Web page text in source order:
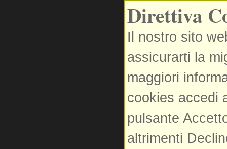
Direttiva
Il nostro sito
assicurarti la
maggiori
cookies accedi
pulsante
altrimenti